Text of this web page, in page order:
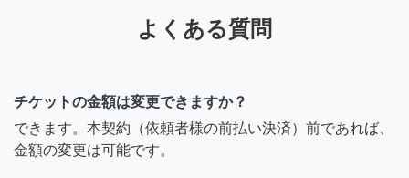
よくある質問
チケットの金額は変更できますか？
できます。本契約（依頼者様の前払い決済）前であれば、
金額の変更は可能です。